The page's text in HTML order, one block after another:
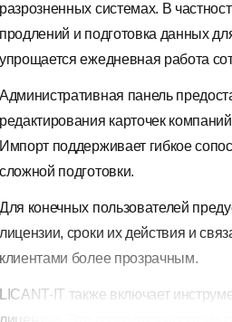
разрозненных системах. В
продлений и подготовка данных
упрощается ежедневная работа
Административная панель
редактирования карточек
Импорт поддерживает гибкое
сложной подготовки.
Для конечных пользователей
лицензии, сроки их действия и
клиентами более прозрачным.
LICANT-IT также включает